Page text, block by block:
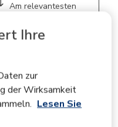
Ihre
zur
der Wirksamkeit
Lesen Sie
Am relevantesten